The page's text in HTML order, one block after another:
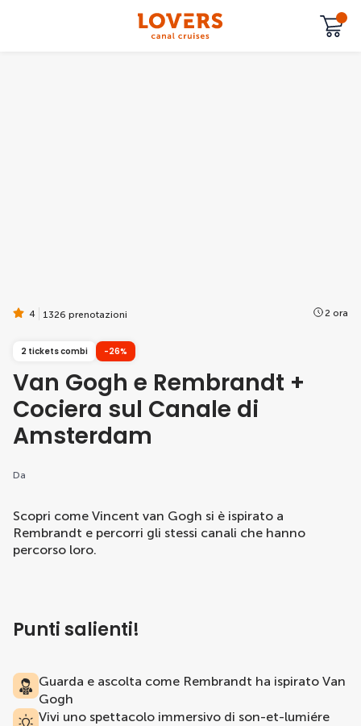
4 1326 prenotazioni 2 ora
2 tickets combi -26%
Van Gogh e Rembrandt +
Cociera sul Canale di
Amsterdam
Da
Scopri come Vincent van Gogh si è ispirato a
Rembrandt e percorri gli stessi canali che hanno
percorso loro.
Punti salienti!
Guarda e ascolta come Rembrandt ha ispirato Van
Gogh
Vivi uno spettacolo immersivo di son-et-lumiére